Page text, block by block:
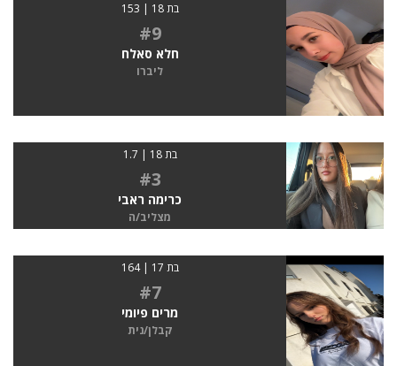
בת 18 | 153
#9
חלא סאלח
ליברו
בת 18 | 1.7
#3
כרימה ראבי
מצליב/ה
בת 17 | 164
#7
מרים פיומי
קבלן/נית